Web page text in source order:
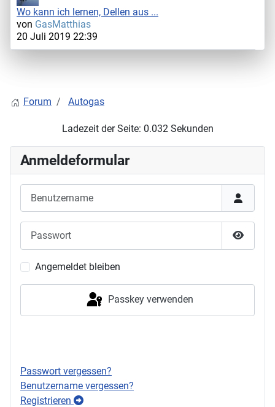
Wo kann ich lernen, Dellen aus ...
von GasMatthias
20 Juli 2019 22:39
Forum Autogas
Ladezeit der Seite: 0.032 Sekunden
Anmeldeformular
Angemeldet bleiben
Passkey verwenden
Passwort vergessen?
Benutzername vergessen?
Registrieren